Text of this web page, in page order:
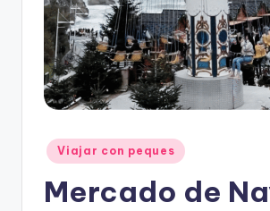
Publicado
en
Viajar con peques
Mercado de